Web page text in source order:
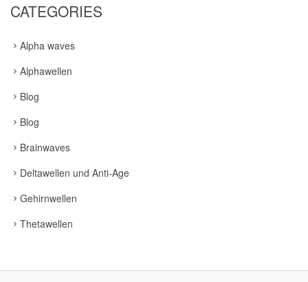
CATEGORIES
Alpha waves
Alphawellen
Blog
Blog
Brainwaves
Deltawellen und Anti-Age
Gehirnwellen
Thetawellen